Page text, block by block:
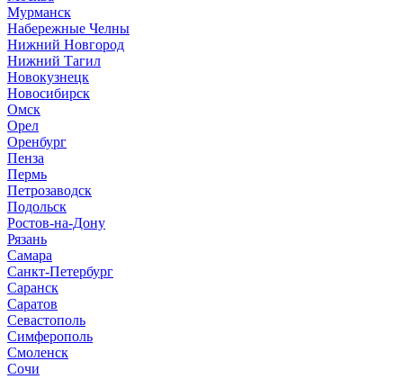
Мурманск
Набережные Челны
Нижний Новгород
Нижний Тагил
Новокузнецк
Новосибирск
Омск
Орел
Оренбург
Пенза
Пермь
Петрозаводск
Подольск
Ростов-на-Дону
Рязань
Самара
Санкт-Петербург
Саранск
Саратов
Севастополь
Симферополь
Смоленск
Сочи